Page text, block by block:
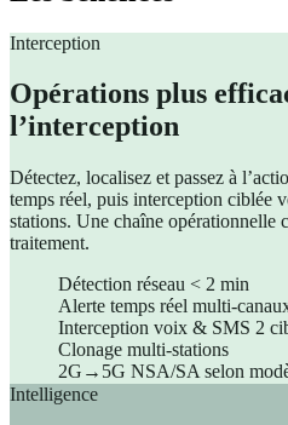
Interception
Opérations plus
l’interception
Détectez, localisez et passez à
temps réel, puis interception ciblée
stations. Une chaîne opérationnelle
traitement.
Détection réseau < 2 min
Alerte temps réel multi-
Interception voix & SMS 2
Clonage multi-stations
2G→5G NSA/SA selon
Intelligence